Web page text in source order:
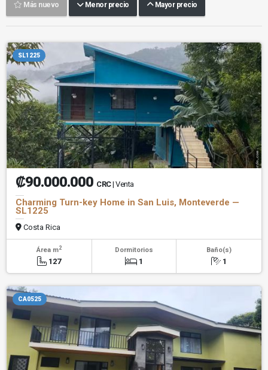
Más nuevo Menor precio Mayor precio
SL1225
₡90.000.000 CRC| Venta
Charming Turn-key Home in San Luis, Monteverde —
SL1225
Costa Rica
Área m2
127
Dormitorios
1
Baño(s)
1
CA0525